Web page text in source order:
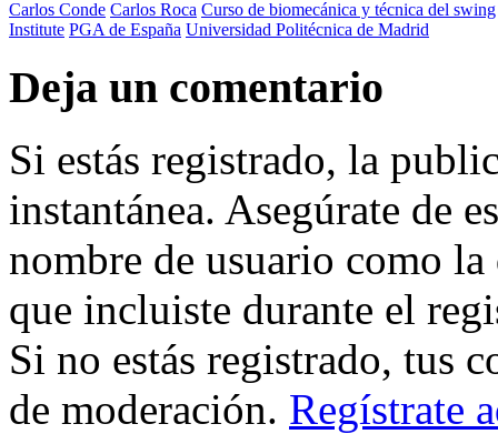
Carlos Conde Carlos Roca Curso de biomecánica y técnica del swing
Institute PGA de España Universidad Politécnica de Madrid
Deja un comentario
Si estás registrado, la
instantánea. Asegúrate de
nombre de usuario como
que incluiste durante el
Si no estás registrado, tus
de moderación. Regístrate